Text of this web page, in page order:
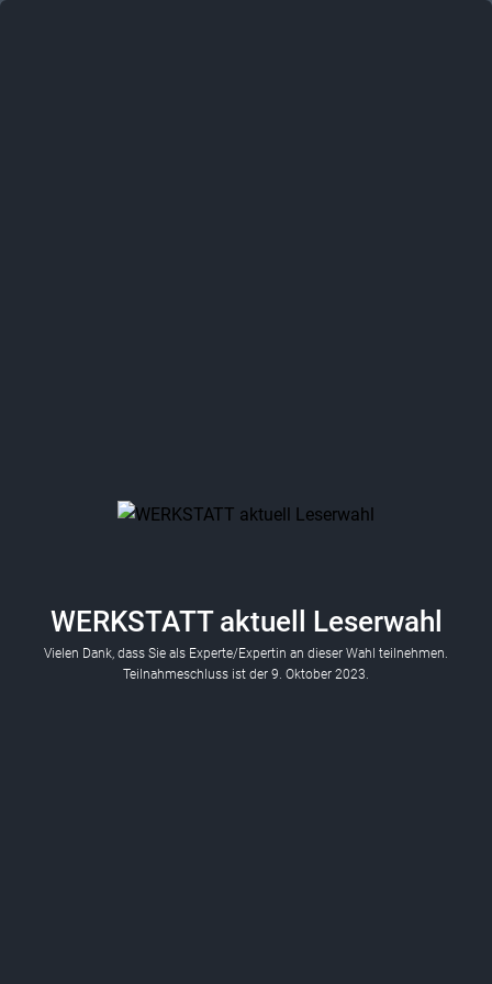
WERKSTATT aktuell Leserwahl
Vielen Dank, dass Sie als Experte/Expertin an dieser Wahl teilnehmen.
Teilnahmeschluss ist der 9. Oktober 2023.